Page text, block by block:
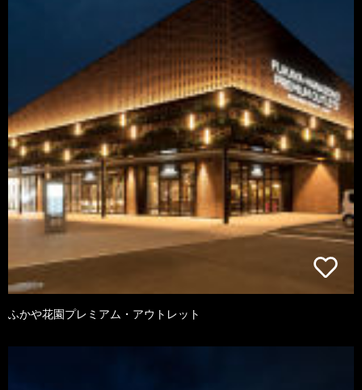
ふかや花園プレミアム・アウトレット